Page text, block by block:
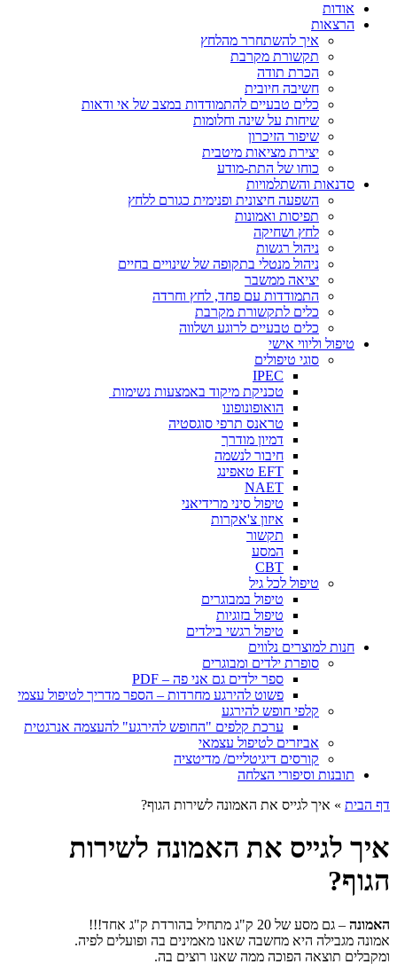
אודות
הרצאות
איך להשתחרר מהלחץ
תקשורת מקרבת
הכרת תודה
חשיבה חיובית
כלים טבעיים להתמודדות במצב של אי ודאות
שיחות על שינה וחלומות
שיפור הזיכרון
יצירת מציאות מיטבית
כוחו של התת-מודע
סדנאות והשתלמויות
השפעה חיצונית ופנימית כגורם ללחץ
תפיסות ואמונות
לחץ ושחיקה
ניהול רגשות
ניהול מנטלי בתקופה של שינויים בחיים
יציאה ממשבר
התמודדות עם פחד, לחץ וחרדה
כלים לתקשורת מקרבת
כלים טבעיים לרוגע ושלווה
טיפול וליווי אישי
סוגי טיפולים
IPEC
טכניקת מיקוד באמצעות נשימות
הואופונופונו
טראנס תרפי סוגסטיה
דמיון מודרך
חיבור לנשמה
EFT טאפינג
NAET
טיפול סיני מרידיאני
איזון צ'אקרות
תקשור
המסע
CBT
טיפול לכל גיל
טיפול במבוגרים
טיפול בזוגיות
טיפול רגשי בילדים
חנות למוצרים נלווים
סופרת ילדים ומבוגרים
ספר ילדים גם אני פה – PDF
פשוט להירגע מחרדות – הספר מדריך לטיפול עצמי
קלפי חופש להירגע
ערכת קלפים "החופש להירגע" להעצמה אנרגטית
אביזרים לטיפול עצמאי
קורסים דיגיטליים/ מדיטציה
תובנות וסיפורי הצלחה
דף הבית » איך לגייס את האמונה לשירות הגוף?
איך לגייס את האמונה לשירות
הגוף?
האמונה – גם מסע של 20 ק"ג מתחיל בהורדת ק"ג אחד!!!
אמונה מגבילה היא מחשבה שאנו מאמינים בה ופועלים לפיה.
ומקבלים תוצאה הפוכה ממה שאנו רוצים בה.